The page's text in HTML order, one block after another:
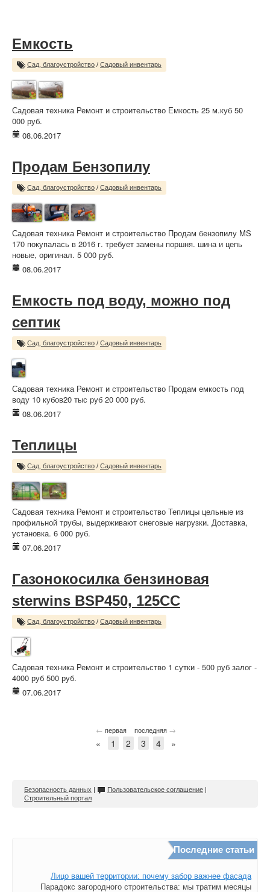
Емкость
Сад, благоустройство / Садовый инвентарь
Садовая техника Ремонт и строительство Емкость 25 м.куб 50
000 руб.
08.06.2017
Продам Бензопилу
Сад, благоустройство / Садовый инвентарь
Садовая техника Ремонт и строительство Продам бензопилу MS
170 покупалась в 2016 г. требует замены поршня. шина и цепь
новые, оригинал. 5 000 руб.
08.06.2017
Емкость под воду, можно под
септик
Сад, благоустройство / Садовый инвентарь
Садовая техника Ремонт и строительство Продам емкость под
воду 10 кубов20 тыс руб 20 000 руб.
08.06.2017
Теплицы
Сад, благоустройство / Садовый инвентарь
Садовая техника Ремонт и строительство Теплицы цельные из
профильной трубы, выдерживают снеговые нагрузки. Доставка,
установка. 6 000 руб.
07.06.2017
Газонокосилка бензиновая
sterwins BSP450, 125CC
Сад, благоустройство / Садовый инвентарь
Садовая техника Ремонт и строительство 1 сутки - 500 руб залог -
4000 руб 500 руб.
07.06.2017
← первая последняя →
« 1 2 3 4 »
Безопасность данных | Пользовательское соглашение |
Строительный портал
Последние статьи
Лицо вашей территории: почему забор важнее фасада
Парадокс загородного строительства: мы тратим месяцы